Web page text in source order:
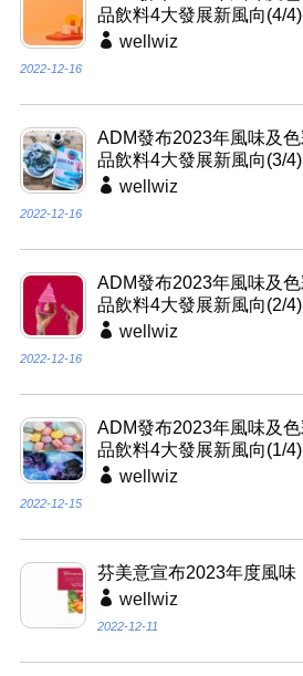
2022-12-16
品飲料4大發展新風向(3/4)
wellwiz
2022-12-16
品飲料4大發展新風向(2/4)
wellwiz
2022-12-16
品飲料4大發展新風向(1/4)
wellwiz
2022-12-15
wellwiz
2022-12-11
NEO™